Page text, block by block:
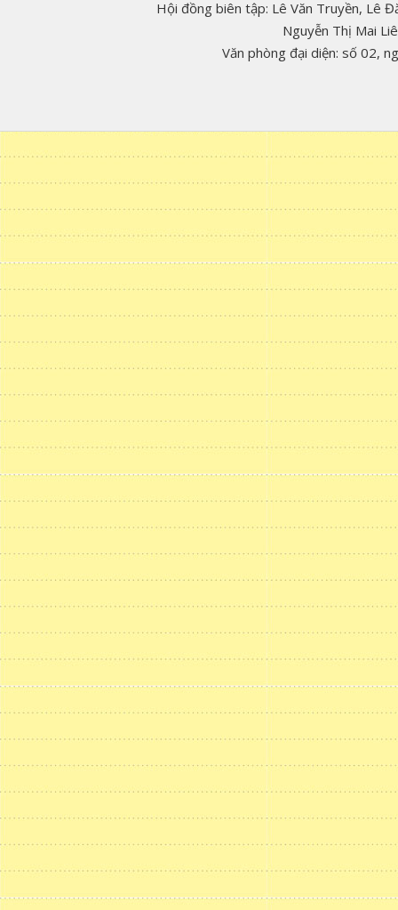
Hội đồng biên tập: Lê Văn Truyền, Lê
Nguyễn Thị Mai
Văn phòng đại diện: số 02,